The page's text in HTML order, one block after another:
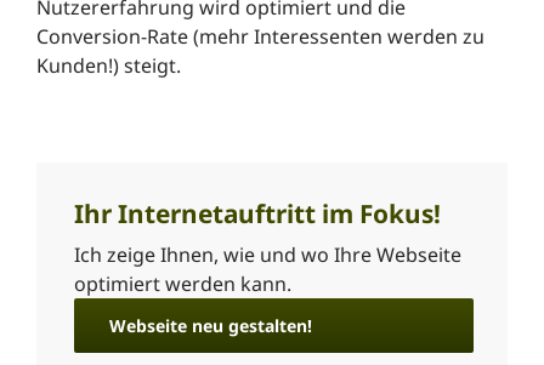
Nutzererfahrung wird optimiert und die
Conversion-Rate (mehr Interessenten werden zu
Kunden!) steigt.
Ihr Internetauftritt im Fokus!
Ich zeige Ihnen, wie und wo Ihre Webseite
optimiert werden kann.
Webseite neu gestalten!